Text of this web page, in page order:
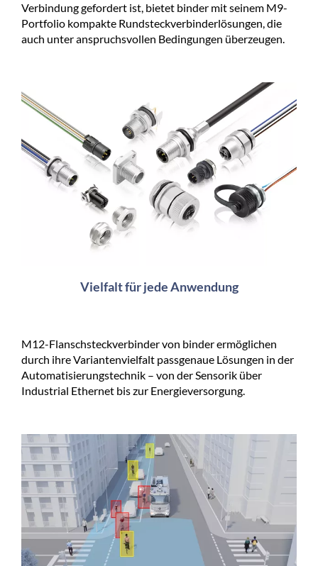
Verbindung gefordert ist, bietet binder mit seinem M9-
Portfolio kompakte Rundsteckverbinderlösungen, die
auch unter anspruchsvollen Bedingungen überzeugen.
Vielfalt für jede Anwendung
M12-Flanschsteckverbinder von binder ermöglichen
durch ihre Variantenvielfalt passgenaue Lösungen in der
Automatisierungstechnik – von der Sensorik über
Industrial Ethernet bis zur Energieversorgung.